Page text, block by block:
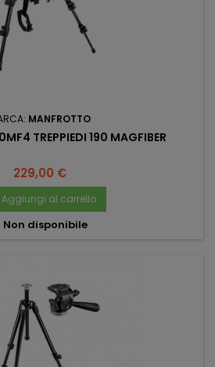
MANFROTTO
TREPPIEDI 190 MAGFIBER
Prezzo
229,00 €
Aggiungi al carrello
Non disponibile